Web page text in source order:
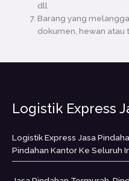
dll
Barang yang
dokumen, hewan atau
Logistik Express
Logistik Express Jasa
Pindahan Kantor Ke Seluruh